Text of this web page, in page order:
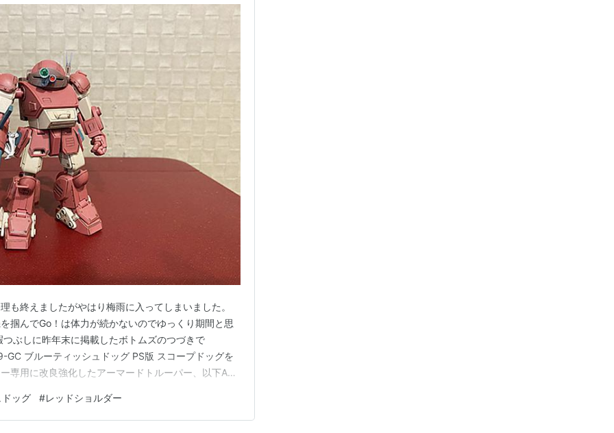
も終えましたがやはり梅雨に入ってしまいました。
掴んでGo！は体力が続かないのでゆっくり期間と思
ぶしに昨年末に掲載したボトムズのつづきで
ブルーティッシュドッグ PS版 スコープドッグを
専用に改良強化したアーマードトルーパー、以下AT
しきれなくなってきたATに適応するべく戦闘に特化
体（空白…
ッグ #レッドショルダー